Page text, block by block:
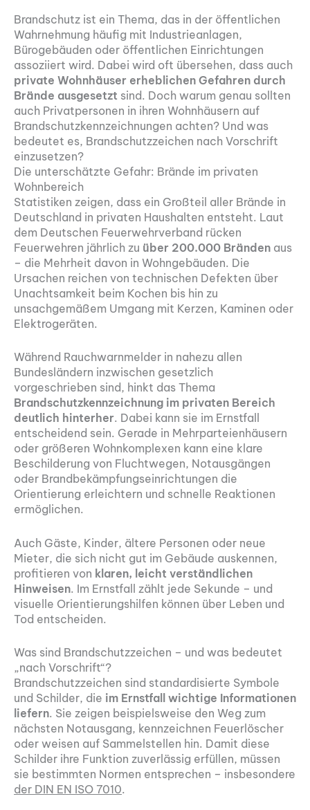
Brandschutz ist ein Thema, das in der öffentlichen
Wahrnehmung häufig mit Industrieanlagen,
Bürogebäuden oder öffentlichen Einrichtungen
assoziiert wird. Dabei wird oft übersehen, dass auch
private Wohnhäuser erheblichen Gefahren durch
Brände ausgesetzt sind. Doch warum genau sollten
auch Privatpersonen in ihren Wohnhäusern auf
Brandschutzkennzeichnungen achten? Und was
bedeutet es, Brandschutzzeichen nach Vorschrift
einzusetzen?
Die unterschätzte Gefahr: Brände im privaten
Wohnbereich
Statistiken zeigen, dass ein Großteil aller Brände in
Deutschland in privaten Haushalten entsteht. Laut
dem Deutschen Feuerwehrverband rücken
Feuerwehren jährlich zu über 200.000 Bränden aus
– die Mehrheit davon in Wohngebäuden. Die
Ursachen reichen von technischen Defekten über
Unachtsamkeit beim Kochen bis hin zu
unsachgemäßem Umgang mit Kerzen, Kaminen oder
Elektrogeräten.
Während Rauchwarnmelder in nahezu allen
Bundesländern inzwischen gesetzlich
vorgeschrieben sind, hinkt das Thema
Brandschutzkennzeichnung im privaten Bereich
deutlich hinterher. Dabei kann sie im Ernstfall
entscheidend sein. Gerade in Mehrparteienhäusern
oder größeren Wohnkomplexen kann eine klare
Beschilderung von Fluchtwegen, Notausgängen
oder Brandbekämpfungseinrichtungen die
Orientierung erleichtern und schnelle Reaktionen
ermöglichen.
Auch Gäste, Kinder, ältere Personen oder neue
Mieter, die sich nicht gut im Gebäude auskennen,
profitieren von klaren, leicht verständlichen
Hinweisen. Im Ernstfall zählt jede Sekunde – und
visuelle Orientierungshilfen können über Leben und
Tod entscheiden.
Was sind Brandschutzzeichen – und was bedeutet
„nach Vorschrift“?
Brandschutzzeichen sind standardisierte Symbole
und Schilder, die im Ernstfall wichtige Informationen
liefern. Sie zeigen beispielsweise den Weg zum
nächsten Notausgang, kennzeichnen Feuerlöscher
oder weisen auf Sammelstellen hin. Damit diese
Schilder ihre Funktion zuverlässig erfüllen, müssen
sie bestimmten Normen entsprechen – insbesondere
der DIN EN ISO 7010.